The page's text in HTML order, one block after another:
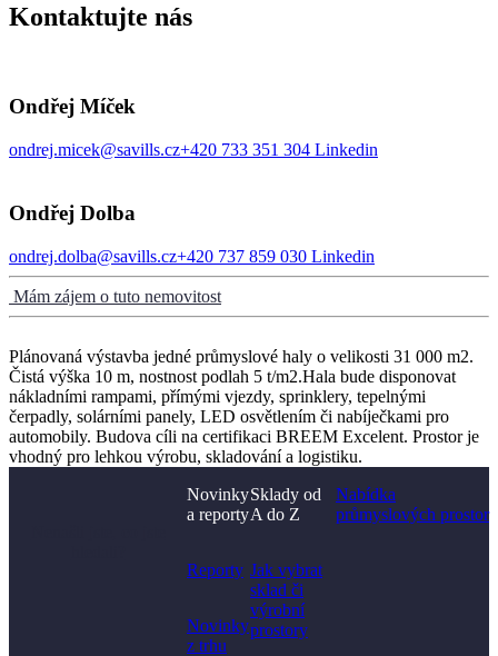
Kontaktujte nás
Ondřej Míček
ondrej.micek@savills.cz+420 733 351 304 Linkedin
Ondřej Dolba
ondrej.dolba@savills.cz+420 737 859 030 Linkedin
Mám zájem o tuto nemovitost
Plánovaná výstavba jedné průmyslové haly o velikosti 31 000 m2.
Čistá výška 10 m, nostnost podlah 5 t/m2.Hala bude disponovat
nákladními rampami, přímými vjezdy, sprinklery, tepelnými
čerpadly, solárními panely, LED osvětlením či nabíječkami pro
automobily. Budova cíli na certifikaci BREEM Excelent. Prostor je
vhodný pro lehkou výrobu, skladování a logistiku.
Novinky
a reporty
Reporty
Novinky
z trhu
Sklady od
A do Z
Jak vybrat
sklad či
výrobní
prostory​
Nabídka
průmyslových prostor